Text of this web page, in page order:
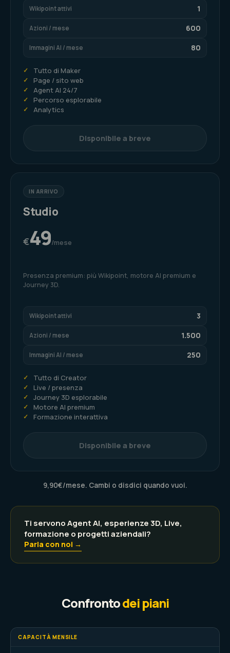
Wikipoint attivi 1
Azioni / mese 600
Immagini AI / mese 80
✓ Tutto di Maker
✓ Page / sito web
✓ Agent AI 24/7
✓ Percorso esplorabile
✓ Analytics
Disponibile a breve
IN ARRIVO
Studio
€49/mese
Presenza premium: più Wikipoint, motore AI premium e
Journey 3D.
Wikipoint attivi 3
Azioni / mese 1.500
Immagini AI / mese 250
✓ Tutto di Creator
✓ Live / presenza
✓ Journey 3D esplorabile
✓ Motore AI premium
✓ Formazione interattiva
Disponibile a breve
9,90€/mese. Cambi o disdici quando vuoi.
Ti servono Agent AI, esperienze 3D, Live,
formazione o progetti aziendali?
Parla con noi →
Confrontodei piani
CAPACITÀ MENSILE